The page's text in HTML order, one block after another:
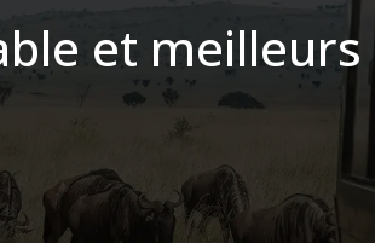
et meilleurs